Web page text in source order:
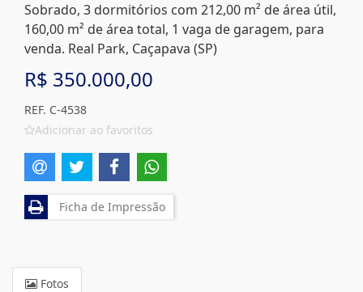
Sobrado, 3 dormitórios com 212,00 m² de área útil,
160,00 m² de área total, 1 vaga de garagem, para
venda. Real Park, Caçapava (SP)
R$ 350.000,00
REF. C-4538
Adicionar ao favoritos
Ficha de Impressão
Fotos